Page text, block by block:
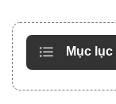
Mục lục